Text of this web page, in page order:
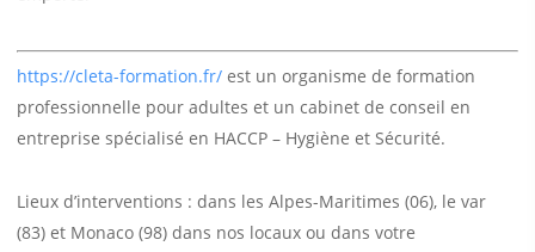
https://cleta-formation.fr/est un organisme de formation
professionnelle pour adultes et un cabinet de conseil en
entreprise spécialisé en HACCP – Hygiène et Sécurité.
Lieux d’interventions : dans les Alpes-Maritimes (06), le var
(83) et Monaco (98) dans nos locaux ou dans votre